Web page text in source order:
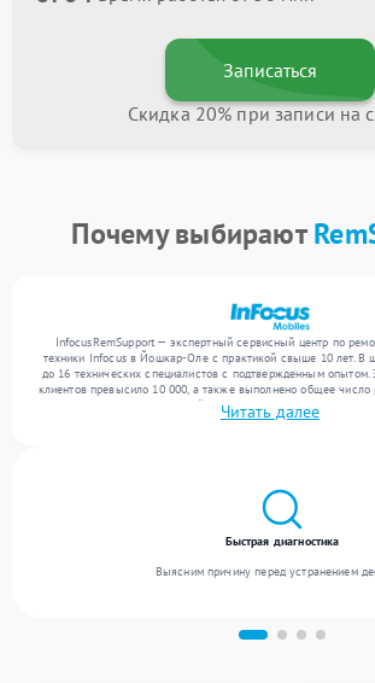
Записаться
Скидка 20% при записи на
Почему выбирают
InfocusRemSupport — экспертный сервисный центр по
техники Infocus в Йошкар-Оле с практикой свыше 10 лет. В
до 16 технических специалистов с подтвержденным
клиентов превысило 10 000, а также выполнено общее число
000. Ежемесячно в сервисный центр поступает более 300
устраняем поломки любой сложности и гарантируем высокое
Читать далее
Быстрая диагностика
Выясним причину перед устранением